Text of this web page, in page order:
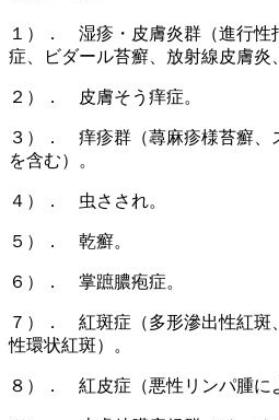
１）． 湿疹・皮膚炎群（進行性
症、ビダール苔癬、放射線皮膚炎
２）． 皮膚そう痒症。
３）． 痒疹群（蕁麻疹様苔癬、
を含む）。
４）． 虫さされ。
５）． 乾癬。
６）． 掌蹠膿疱症。
７）． 紅斑症（多形滲出性紅斑
性環状紅斑）。
８）． 紅皮症（悪性リンパ腫に